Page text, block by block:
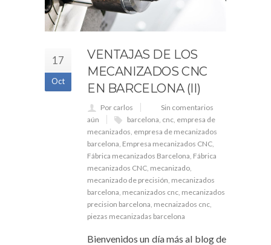
17
Oct
VENTAJAS DE LOS
MECANIZADOS CNC
EN BARCELONA (II)
Por carlos
Sin comentarios
aún
barcelona cnc empresa de
mecanizados empresa de mecanizados
barcelona Empresa mecanizados CNC
Fábrica mecanizados Barcelona Fábrica
mecanizados CNC mecanizado
mecanizado de precisión mecanizados
barcelona mecanizados cnc mecanizados
precision barcelona mecnaizados cnc
piezas mecanizadas barcelona
Bienvenidos un día más al blog de